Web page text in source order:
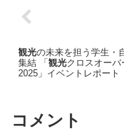
観光の未来を担う学生・
集結 「観光クロスオーバ
2025」イベントレポート
コメント